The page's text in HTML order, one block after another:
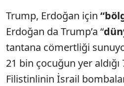
Trump, Erdoğan için
Erdoğan da Trump’a “
tantana cömertliği
21 bin çocuğun yer
Filistinlinin İsrail